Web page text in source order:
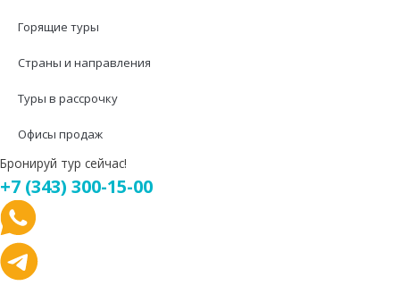
Горящие туры
Страны и направления
Туры в рассрочку
Офисы продаж
Бронируй тур сейчас!
+7 (343) 300-15-00